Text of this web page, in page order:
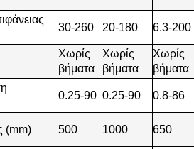
30-260 20-180 6.3-200
Χωρίς
βήματα
Χωρίς
βήματα
Χωρίς
βήματα
0.25-90 0.25-90 0.8-86
(mm) 500 1000 650